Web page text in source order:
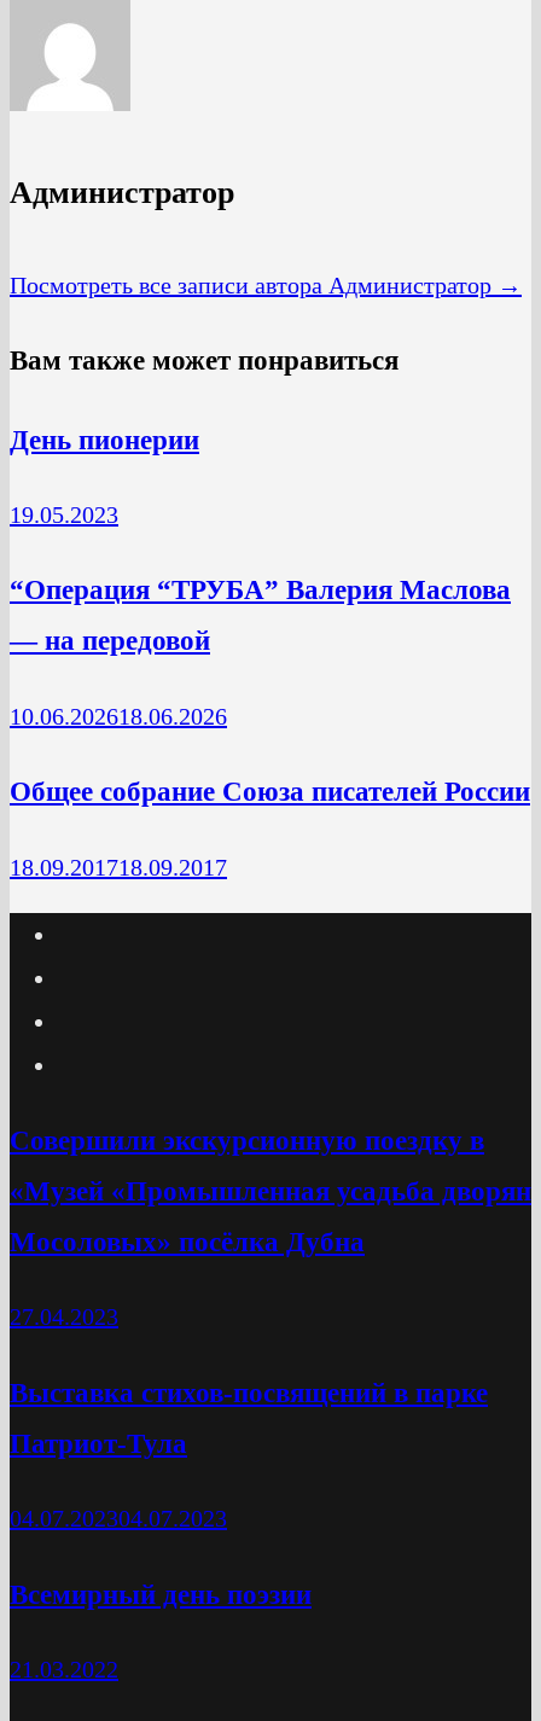
Администратор
Посмотреть все записи автора Администратор →
Вам также может понравиться
День пионерии
19.05.2023
“Операция “ТРУБА” Валерия Маслова
— на передовой
10.06.202618.06.2026
Общее собрание Союза писателей России
18.09.201718.09.2017
Cовершили экскурсионную поездку в
«Музей «Промышленная усадьба дворян
Мосоловых» посёлка Дубна
27.04.2023
Выставка стихов-посвящений в парке
Патриот-Тула
04.07.202304.07.2023
Всемирный день поэзии
21.03.2022